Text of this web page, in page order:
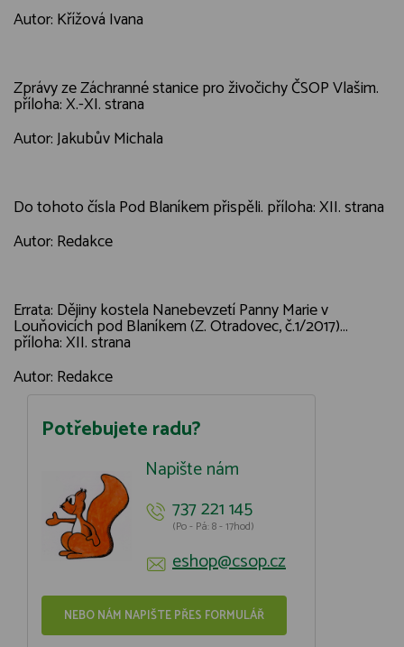
Autor: Křížová Ivana
Zprávy ze Záchranné stanice pro živočichy ČSOP Vlašim.
příloha: X.-XI. strana
Autor: Jakubův Michala
Do tohoto čísla Pod Blaníkem přispěli. příloha: XII. strana
Autor: Redakce
Errata: Dějiny kostela Nanebevzetí Panny Marie v
Louňovicích pod Blaníkem (Z. Otradovec, č.1/2017)...
příloha: XII. strana
Autor: Redakce
Potřebujete radu?
Napište nám
737 221 145
(Po - Pá: 8 - 17hod)
eshop@csop.cz
NEBO NÁM NAPIŠTE PŘES FORMULÁŘ